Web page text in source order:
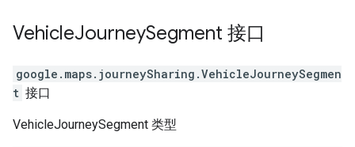
VehicleJourneySegment 接口
google.maps.journeySharing .VehicleJourneySegmen
t 接口
VehicleJourneySegment 类型